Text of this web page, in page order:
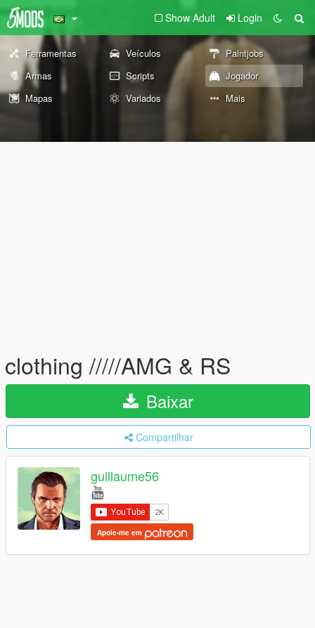
Show Adult Login
Ferramentas Veículos
Paintjobs
Armas
Scripts
Jogador
Mapas
Variados Mais
clothing /////AMG & RS
Baixar
Compartilhar
guillaume56
Apoie-me em